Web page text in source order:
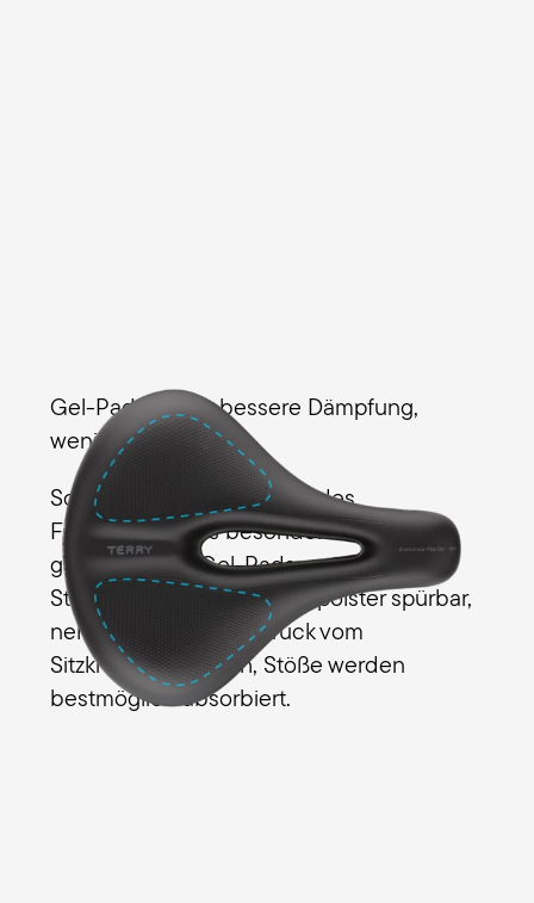
Gel-Pads: Noch bessere Dämpfung,
weniger Druck
So werden Unebenheiten des
Fahruntergrunds besonders effektiv
gedämpft. Die Gel-Pads ergänzen
Stoßdämpfer und Schaumpolster spürbar,
nehmen noch mehr Druck vom
Sitzknochenbereich, Stöße werden
bestmöglich absorbiert.